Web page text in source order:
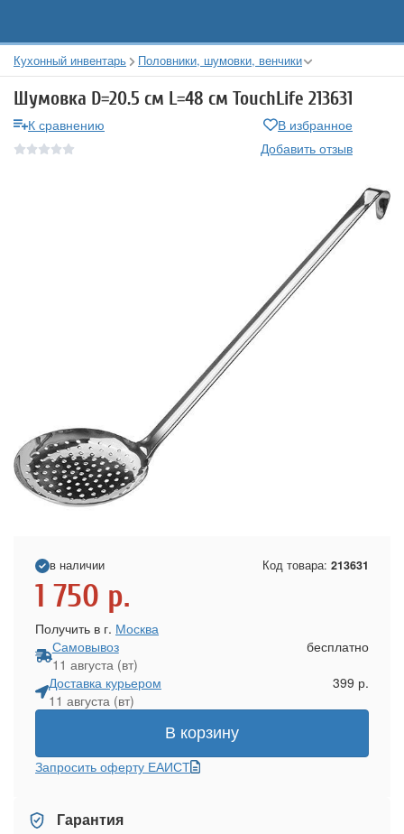
Кухонный инвентарь Половники, шумовки, венчики
Шумовка D=20.5 см L=48 см TouchLife 213631
К сравнению
В избранное
Добавить отзыв
в наличии Код товара: 213631
1 750 р.
Получить в г. Москва
Самовывоз
11 августа (вт)
бесплатно
Доставка курьером
11 августа (вт)
399 р.
В корзину
Запросить оферту ЕАИСТ
Гарантия